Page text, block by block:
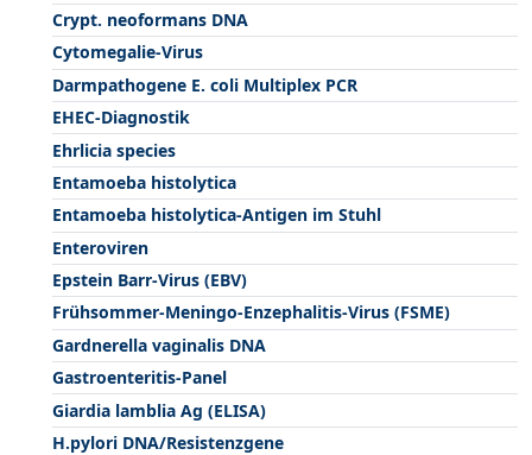
Crypt. neoformans DNA
Cytomegalie-Virus
Darmpathogene E. coli Multiplex PCR
EHEC-Diagnostik
Ehrlicia species
Entamoeba histolytica
Entamoeba histolytica-Antigen im Stuhl
Enteroviren
Epstein Barr-Virus (EBV)
Frühsommer-Meningo-Enzephalitis-Virus (FSME)
Gardnerella vaginalis DNA
Gastroenteritis-Panel
Giardia lamblia Ag (ELISA)
H.pylori DNA/Resistenzgene